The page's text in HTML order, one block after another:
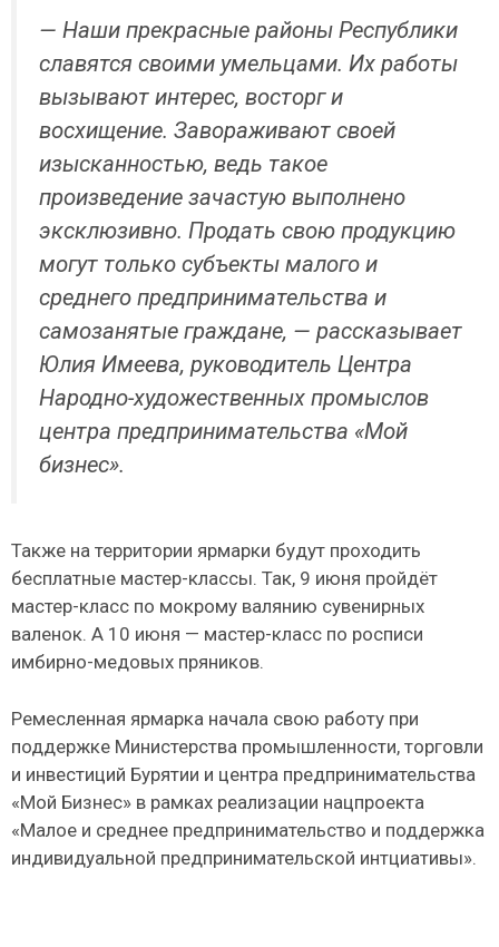
— Наши прекрасные районы Республики
славятся своими умельцами. Их работы
вызывают интерес, восторг и
восхищение. Завораживают своей
изысканностью, ведь такое
произведение зачастую выполнено
эксклюзивно. Продать свою продукцию
могут только субъекты малого и
среднего предпринимательства и
самозанятые граждане, — рассказывает
Юлия Имеева, руководитель Центра
Народно-художественных промыслов
центра предпринимательства «Мой
бизнес».
Также на территории ярмарки будут проходить
бесплатные мастер-классы. Так, 9 июня пройдёт
мастер-класс по мокрому валянию сувенирных
валенок. А 10 июня — мастер-класс по росписи
имбирно-медовых пряников.
Ремесленная ярмарка начала свою работу при
поддержке Министерства промышленности, торговли
и инвестиций Бурятии и центра предпринимательства
«Мой Бизнес» в рамках реализации нацпроекта
«Малое и среднее предпринимательство и поддержка
индивидуальной предпринимательской интциативы».